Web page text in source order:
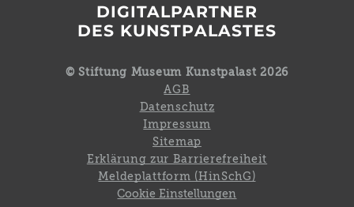
DIGITALPARTNER
DES KUNSTPALASTES
© Stiftung Museum Kunstpalast 2026
AGB
Datenschutz
Impressum
Sitemap
Erklärung zur Barrierefreiheit
Meldeplattform (HinSchG)
Cookie Einstellungen